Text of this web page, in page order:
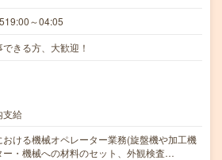
～04:05
きる方、大歓迎！
支給
おける機械オペレーター業務(旋盤機や加工機
ー・機械への材料のセット、外観検査…